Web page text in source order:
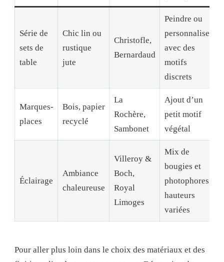
Série de
sets de
table
Chic lin ou
rustique
jute
Christofle,
Bernardaud
Peindre ou
personnaliser
avec des
motifs
discrets
Marques-
places
Bois, papier
recyclé
La
Rochère,
Sambonet
Ajout d’un
petit motif
végétal
Éclairage
Ambiance
chaleureuse
Villeroy &
Boch,
Royal
Limoges
Mix de
bougies et
photophores,
hauteurs
variées
Pour aller plus loin dans le choix des matériaux et des